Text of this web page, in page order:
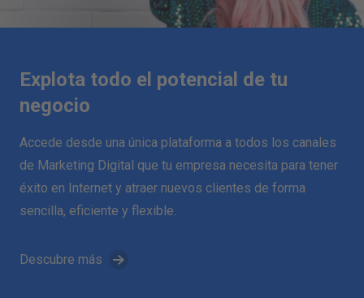
Explota todo el potencial de tu
negocio
Accede desde una única plataforma a todos los canales
de Marketing Digital que tu empresa necesita para tener
éxito en Internet y atraer nuevos clientes de forma
sencilla, eficiente y flexible.
Descubre más